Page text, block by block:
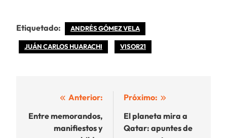
Etiquetado: ANDRÉS GÓMEZ VELA
JUÁN CARLOS HUARACHI VISOR21
Navegación
de
Anterior:
Entre memorandos,
manifiestos y
Próximo:
El planeta mira a
Qatar: apuntes de